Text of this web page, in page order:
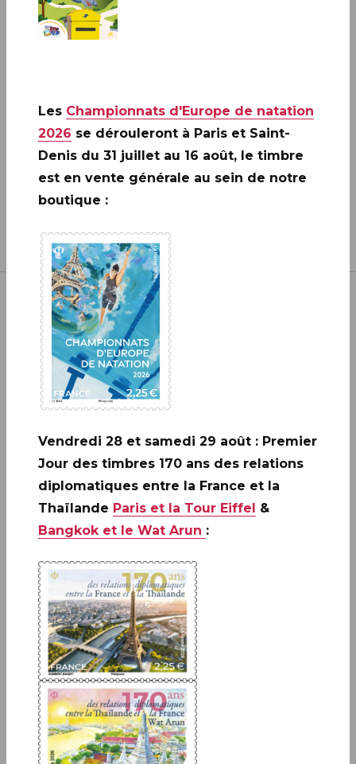
A ne pas rater: 20 ANS DE LA
CRÉATION DE PHILAPOSTE
Inscrivez-vous à notre newsletter
Boutique
13 bis rue des Mathurins 75009 Paris
+33(0)1 42 93 86 84
(appel non surtaxé)
contact.lecarredencre@laposte.fr
Suivez-nous sur les réseaux
Horaires de la boutique
Lundi : fermé
Du mardi au jeudi : de 11h à 19h
Vendredi et samedi : de 10h à 19h
Les Championnats d'Europe de natation
2026 se dérouleront à Paris et Saint-
Denis du 31 juillet au 16 août, le timbre
est en vente générale au sein de notre
boutique :
Vendredi 28 et samedi 29 août : Premier
Jour des timbres 170 ans des relations
diplomatiques entre la France et la
Thaïlande Paris et la Tour Eiffel &
Bangkok et le Wat Arun :